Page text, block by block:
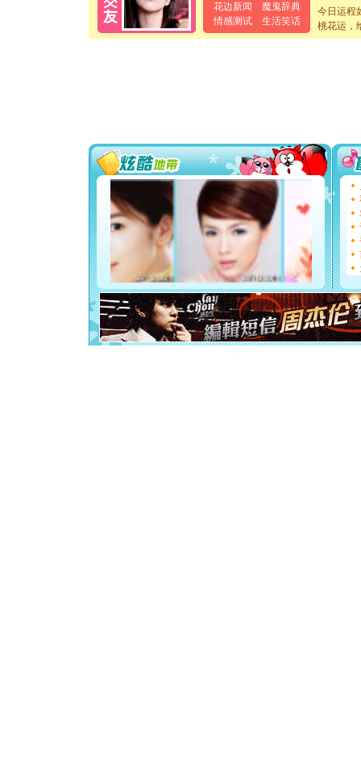
花边新闻
魔鬼辞典
情感测试
生活笑话
[春节]风
颜！冬去
能正大光
天都要快
[圣诞节]
如意,快
[元旦]
看
断电。
你是我
[元旦]
如
起；二
离。水
[元旦]当
泣，这痛
卖了。水
[春节]风
颜！冬去
今日运程
桃花运，